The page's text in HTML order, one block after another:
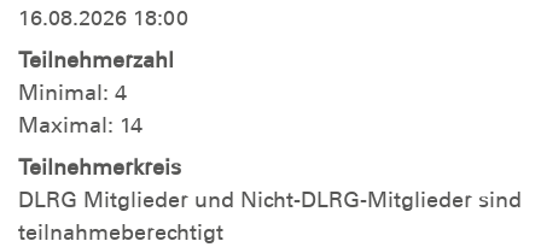
16.08.2026 18:00
Teilnehmerzahl
Minimal: 4
Maximal: 14
Teilnehmerkreis
DLRG Mitglieder und Nicht-DLRG-Mitglieder sind
teilnahmeberechtigt